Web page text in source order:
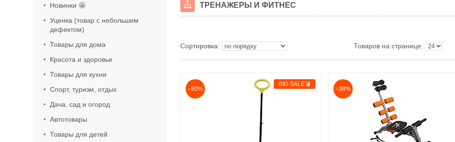
Новинки 🤩
Уценка (товар с небольшим
дефектом)
Товары для дома
Красота и здоровье
Товары для кухни
Спорт, туризм, отдых
Дача, сад и огород
Автотовары
Товары для детей
ТРЕНАЖЕРЫ И ФИТНЕС
BIG SALE💣
–80% –38%